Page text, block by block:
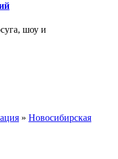
шоу и
» Новосибирская